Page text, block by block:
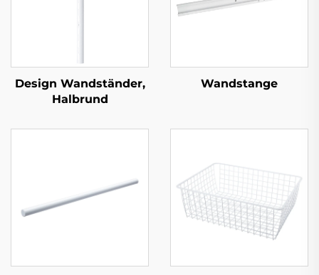
Design Wandständer,
Halbrund
Wandstange